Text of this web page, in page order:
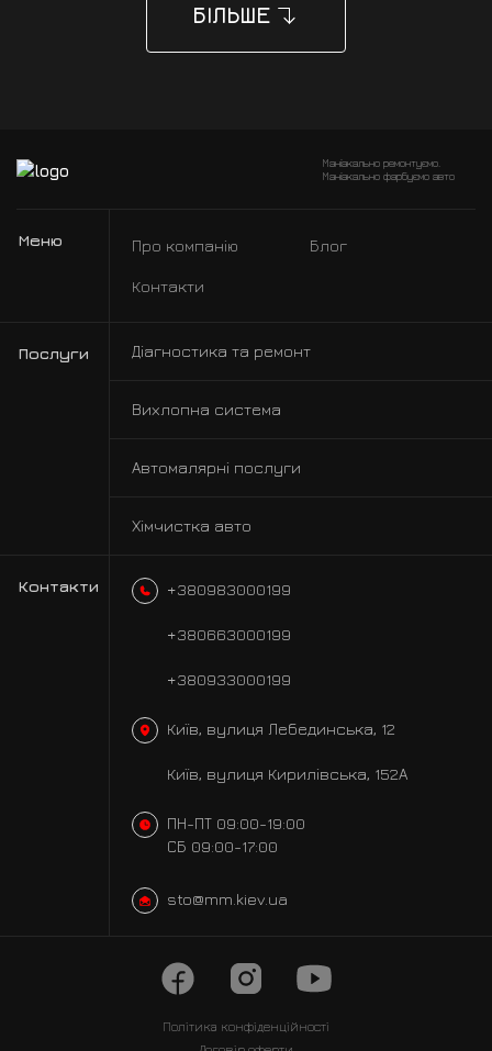
БІЛЬШЕ
Маніакально ремонтуємо.
Маніакально фарбуємо авто
Меню Про компанію
Контакти
Блог
Послуги Діагностика та ремонт
Вихлопна система
Автомалярні послуги
Хімчистка авто
Контакти
Київ, вулиця Лебединська, 12
Київ, вулиця Кирилівська, 152А
ПН-ПТ 09:00-19:00
СБ 09:00-17:00
sto@mm.kiev.ua
+380983000199
+380663000199
+380933000199
Політика конфіденційності